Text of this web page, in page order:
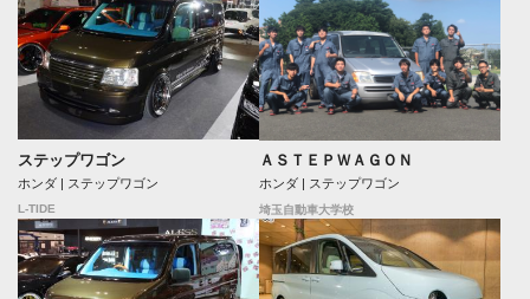
ステップワゴン
ホンダ | ステップワゴン
L-TIDE
ＡＳＴＥＰＷＡＧＯＮ
ホンダ | ステップワゴン
埼玉自動車大学校